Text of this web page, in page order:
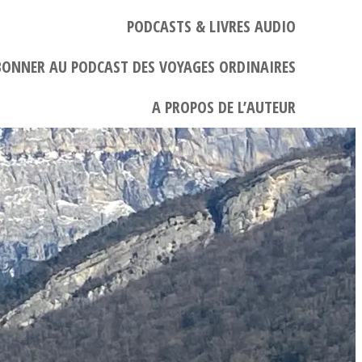
PODCASTS & LIVRES AUDIO
AU PODCAST DES VOYAGES ORDINAIRES
A PROPOS DE L’AUTEUR